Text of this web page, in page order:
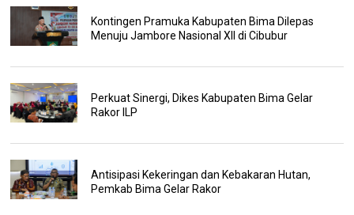
Kontingen Pramuka Kabupaten Bima Dilepas
Menuju Jambore Nasional XII di Cibubur
Perkuat Sinergi, Dikes Kabupaten Bima Gelar
Rakor ILP
Antisipasi Kekeringan dan Kebakaran Hutan,
Pemkab Bima Gelar Rakor